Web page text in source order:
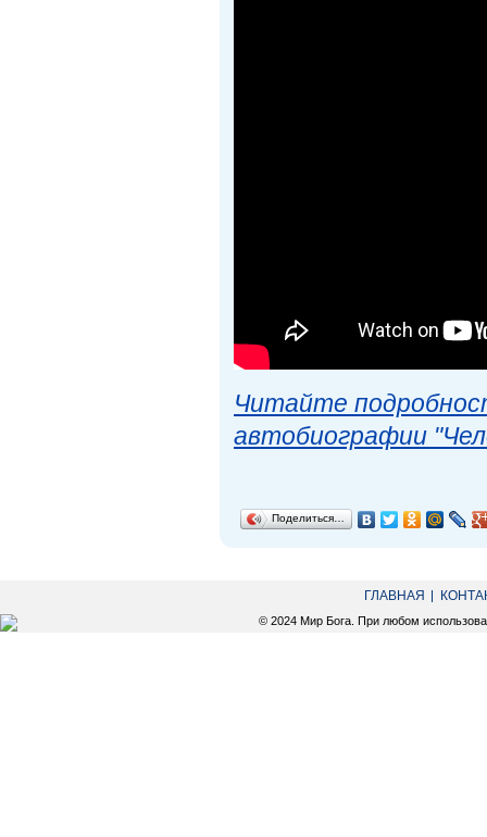
Читайте
автобиографии
Поделиться…
ГЛАВНАЯ
© 2024 Мир Бога. При любом